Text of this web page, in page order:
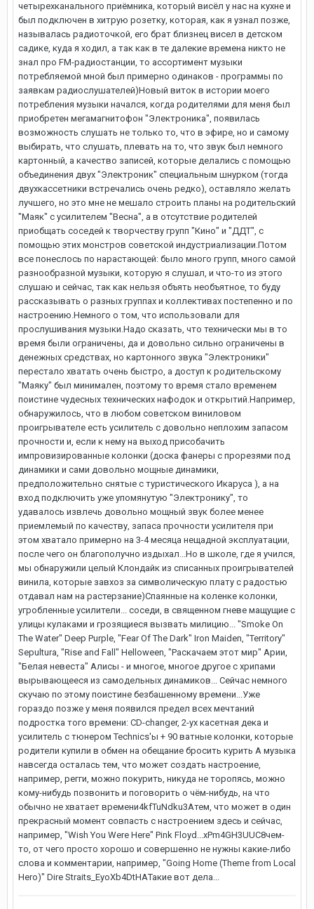
четырехканального приёмника, который висёл у нас на кухне и
был подключен в хитрую розетку, которая, как я узнал позже,
называлась радиоточкой, его брат близнец висел в детском
садике, куда я ходил, а так как в те далекие времена никто не
знал про FM-радиостанции, то ассортимент музыки
потребляемой мной был примерно одинаков - программы по
заявкам радиослушателей)Новый виток в истории моего
потребления музыки начался, когда родителями для меня был
приобретен мегамагнитофон "Электроника", появилась
возможность слушать не только то, что в эфире, но и самому
выбирать, что слушать, плевать на то, что звук был немного
картонный, а качество записей, которые делались с помощью
объединения двух "Электроник" специальным шнурком (тогда
двухкассетники встречались очень редко), оставляло желать
лучшего, но это мне не мешало строить планы на родительский
"Маяк" с усилителем "Весна", а в отсутствие родителей
приобщать соседей к творчеству групп "Кино" и "ДДТ", с
помощью этих монстров советской индустриализации.Потом
все понеслось по нарастающей: было много групп, много самой
разнообразной музыки, которую я слушал, и что-то из этого
слушаю и сейчас, так как нельзя объять необъятное, то буду
рассказывать о разных группах и коллективах постепенно и по
настроению.Немного о том, что использовали для
прослушивания музыки.Надо сказать, что технически мы в то
время были ограничены, да и довольно сильно ограничены в
денежных средствах, но картонного звука "Электроники"
перестало хватать очень быстро, а доступ к родительскому
"Маяку" был минимален, поэтому то время стало временем
поистине чудесных технических нафодок и открытий.Например,
обнаружилось, что в любом советском виниловом
проигрывателе есть усилитель с довольно неплохим запасом
прочности и, если к нему на выход присобачить
импровизированные колонки (доска фанеры с прорезями под
динамики и сами довольно мощные динамики,
предположительно снятые с туристического Икаруса ), а на
вход подключить уже упомянутую "Электронику", то
удавалось извлечь довольно мощный звук более менее
приемлемый по качеству, запаса прочности усилителя при
этом хватало примерно на 3-4 месяца нещадной эксплуатации,
после чего он благополучно издыхал...Но в школе, где я учился,
мы обнаружили целый Клондайк из списанных проигрывателей
винила, которые завхоз за символическую плату с радостью
отдавал нам на растерзание)Спаянные на коленке колонки,
угробленные усилители... соседи, в священном гневе мащущие с
улицы кулаками и грозящиеся вызвать милицию... "Smoke On
The Water" Deep Purple, "Fear Of The Dark" Iron Maiden, "Territory"
Sepultura, "Rise and Fall" Helloween, "Раскачаем этот мир" Арии,
"Белая невеста" Алисы - и многое, многое другое с хрипами
вырывающееся из самодельных динамиков... Сейчас немного
скучаю по этому поистине безбашенному времени...Уже
гораздо позже у меня появился предел всех мечтаний
подростка того времени: CD-changer, 2-ух касетная дека и
усилитель с тюнером Technics'ы + 90 ватные колонки, которые
родители купили в обмен на обещание бросить курить А музыка
навсегда осталась тем, что может создать настроение,
например, регги, можно покурить, никуда не торопясь, можно
кому-нибудь позвонить и поговорить о чём-нибудь, на что
обычно не хватает времени4kfTuNdku3Aтем, что может в один
прекрасный момент совпасть с настроением здесь и сейчас,
например, "Wish You Were Here" Pink Floyd...xPm4GH3UUC8чем-
то, от чего просто хорошо и совершенно не нужны какие-либо
слова и комментарии, например, "Going Home (Theme from Local
Hero)" Dire Straits_EyoXb4DtHAТакие вот дела...